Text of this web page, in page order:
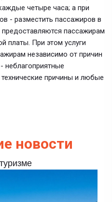
четыре часа; а при
- разместить пассажиров в
предоставляются пассажирам
платы. При этом услуги
независимо от причин
неблагоприятные
причины и любые
новости